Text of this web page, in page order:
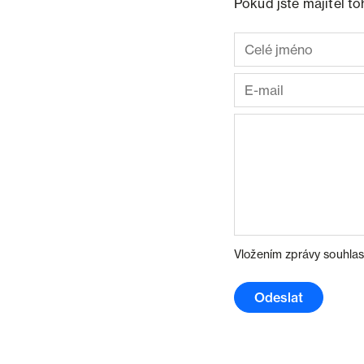
Pokud jste majitel
Vložením zprávy
Odeslat